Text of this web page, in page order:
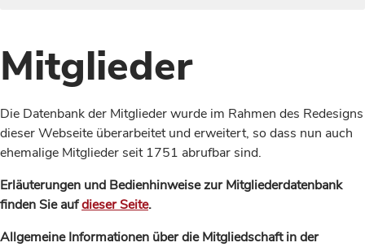
Mitglieder
Die Datenbank der Mitglieder wurde im Rahmen des Redesigns
dieser Webseite überarbeitet und erweitert, so dass nun auch
ehemalige Mitglieder seit 1751 abrufbar sind.
Erläuterungen und Bedienhinweise zur Mitgliederdatenbank
finden Sie aufdieser Seite.
Allgemeine Informationen über die Mitgliedschaft in der